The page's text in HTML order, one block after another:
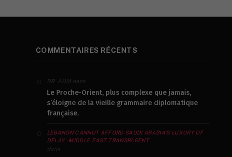
COMMENTAIRES RÉCENTS
DR. AHMdans
Le Proche-Orient, plus complexe que jamais,
s’éloigne de la vieille grammaire diplomatique
française.
LEBANON CANNOT AFFORD SAUDI ARABIA’S LUXURY OF
DELAY - MIDDLE EAST TRANSPARENT
dans